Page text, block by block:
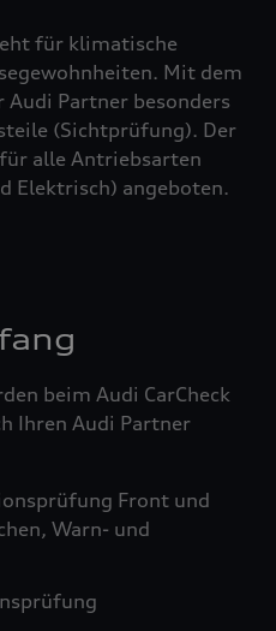
für klimatische
Mit dem
Audi Partner besonders
(Sichtprüfung). Der
alle Antriebsarten
Elektrisch) angeboten.
beim Audi CarCheck
Ihren Audi Partner
Front und
Warn- und